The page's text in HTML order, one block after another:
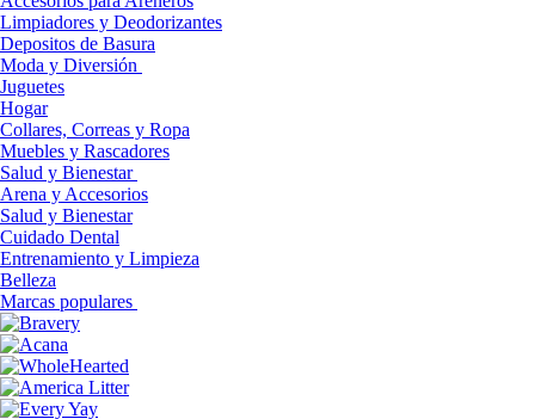
Limpiadores y Deodorizantes
Depositos de Basura
Moda y Diversión
Juguetes
Hogar
Collares, Correas y Ropa
Muebles y Rascadores
Salud y Bienestar
Arena y Accesorios
Salud y Bienestar
Cuidado Dental
Entrenamiento y Limpieza
Belleza
Marcas populares